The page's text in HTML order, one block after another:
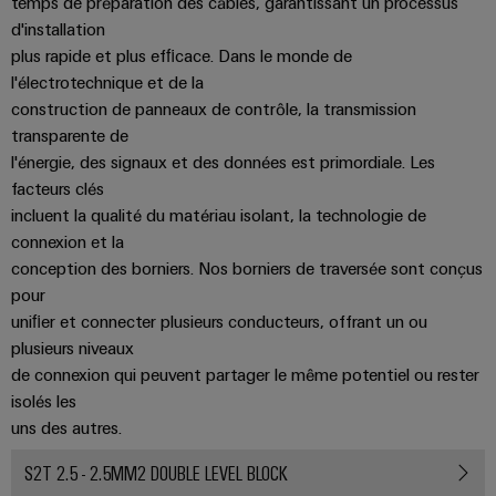
de
l'automatisation
d'usines
Pétrole
et
gaz
Sécurisation
des
fonctionnements
avec
des
en
pour
l'industrie
process
Énergie
Plateforme
de
services
industriels
easyConnect
Contrôleur
de
centrale
électrique
Fabricant
d'équipements
de
jonction
Alimentations
Boîtiers
électroniques
Protection
contre
la
foudre
et
surtension
Boîtiers
de
raccordement
générateur
eShop
Interface
OCI
INTERFACE
EDI
ALL
SERVICES
d'installation
plus rapide et plus efﬁcace. Dans le monde de
l'électrotechnique et de la
construction de panneaux de contrôle, la transmission
transparente de
l'énergie, des signaux et des données est primordiale. Les
facteurs clés
incluent la qualité du matériau isolant, la technologie de
connexion et la
conception des borniers. Nos borniers de traversée sont conçus
pour
uniﬁer et connecter plusieurs conducteurs, offrant un ou
plusieurs niveaux
de connexion qui peuvent partager le même potentiel ou rester
isolés les
uns des autres.
S2T 2.5 - 2.5MM2 DOUBLE LEVEL BLOCK